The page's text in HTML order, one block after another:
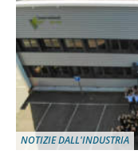
NOTIZIE DALL'INDUSTRIA